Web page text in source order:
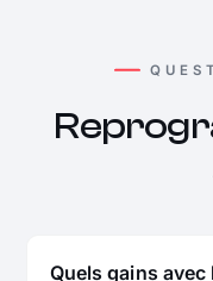
Quels gains